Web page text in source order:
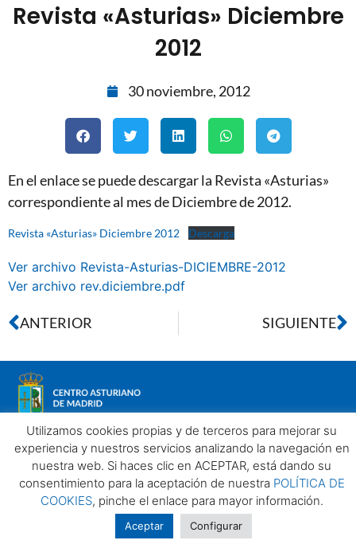
Revista «Asturias» Diciembre
2012
30 noviembre, 2012
En el enlace se puede descargar la Revista «Asturias»
correspondiente al mes de Diciembre de 2012.
Revista «Asturias» Diciembre 2012 Descarga
Ver archivo Revista-Asturias-DICIEMBRE-2012
Ver archivo rev.diciembre.pdf
ANTERIOR SIGUIENTE
Aviso legalPolítica de privacidadPolítica de Cookies
Centro Asturiano de Madrid. Todos los derechos reservados
2025©
Utilizamos cookies propias y de terceros para mejorar su
experiencia y nuestros servicios analizando la navegación en
nuestra web. Si haces clic en ACEPTAR, está dando su
consentimiento para la aceptación de nuestra POLÍTICA DE
COOKIES, pinche el enlace para mayor información.
Aceptar Configurar